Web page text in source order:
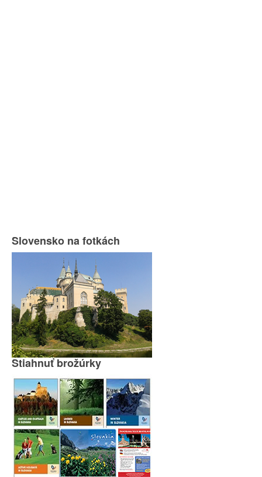
Slovensko na fotkách
Stiahnuť brožúrky